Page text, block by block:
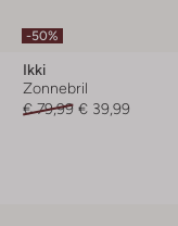
-50%
Ikki
Zonnebril
€ 79,99 € 39,99